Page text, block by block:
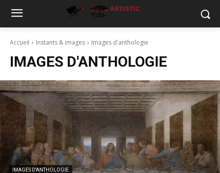
Accueil Instants & images Images d'anthologie
IMAGES D'ANTHOLOGIE
IMAGES D'ANTHOLOGIE